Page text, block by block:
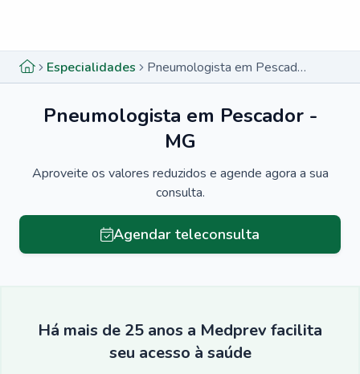
Especialidades Pneumologista em Pescador - MG
Pneumologista em Pescador -
MG
Aproveite os valores reduzidos e agende agora a sua
consulta.
Agendar teleconsulta
Há mais de 25 anos a Medprev facilita
seu acesso à saúde